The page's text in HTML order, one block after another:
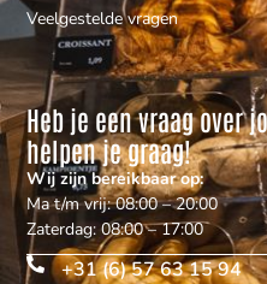
Veelgestelde vragen
Heb je een vraag over
helpen je graag!
Wij zijn bereikbaar op:
Ma t/m vrij: 08:00 – 20:00
Zaterdag: 08:00 – 17:00
+31 (6) 57 63 15 94